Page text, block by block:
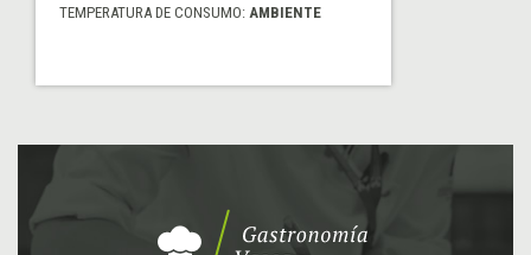
TEMPERATURA DE CONSUMO: AMBIENTE